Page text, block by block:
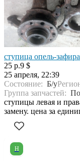
ступица опель-
25 р.9 $
25 апреля, 22:39
Состояние: Б/у
Группа запчастей:
ступицы левая и
замену. цена за
Н